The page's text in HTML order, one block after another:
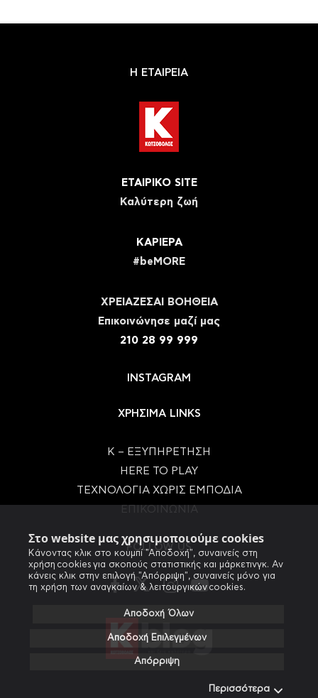
Στο website μας χρησιμοποιούμε cookies
Κάνοντας κλικ στο κουμπί "Αποδοχή", συναινείς στη
χρήση cookies για σκοπούς στατιστικής και μάρκετινγκ. Αν
κάνεις κλικ στην επιλογή "Απόρριψη", συναινείς μόνο για
τη χρήση των αναγκαίων & λειτουργικών cookies.
Αποδοχή Όλων
Αποδοχή Επιλεγμένων
Απόρριψη
Περισσότερα
Η ΕΤΑΙΡΕΙΑ
ΕΤΑΙΡΙΚΟ SITE
Καλύτερη ζωή
ΚΑΡΙΕΡΑ
#beMORE
ΧΡΕΙΑΖΕΣΑΙ ΒΟΗΘΕΙΑ
Eπικοινώνησε μαζί μας
210 28 99 999
INSTAGRAM
ΧΡΗΣΙΜΑ LINKS
Κ – ΕΞΥΠΗΡΕΤΗΣΗ
HERE TO PLAY
ΤΕΧΝΟΛΟΓΙΑ ΧΩΡΙΣ ΕΜΠΟΔΙΑ
FOLLOW US